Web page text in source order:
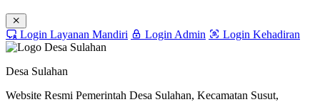
Login Layanan Mandiri Login Admin Login Kehadiran
Desa Sulahan
Website Resmi Pemerintah Desa Sulahan, Kecamatan Susut,